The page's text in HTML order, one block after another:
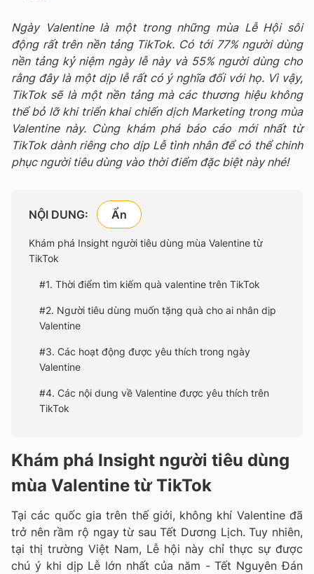
Ngày Valentine là một trong những mùa Lễ Hội sôi
động rất trên nền tảng TikTok. Có tới 77% người dùng
nền tảng kỷ niệm ngày lễ này và 55% người dùng cho
rằng đây là một dịp lễ rất có ý nghĩa đối với họ. Vì vậy,
TikTok sẽ là một nền tảng mà các thương hiệu không
thể bỏ lỡ khi triển khai chiến dịch Marketing trong mùa
Valentine này. Cùng khám phá báo cáo mới nhất từ
TikTok dành riêng cho dịp Lễ tình nhân để có thể chinh
phục người tiêu dùng vào thời điểm đặc biệt này nhé!
NỘI DUNG:
Khám phá Insight người tiêu dùng mùa Valentine từ
TikTok
#1. Thời điểm tìm kiếm quà valentine trên TikTok
#2. Người tiêu dùng muốn tặng quà cho ai nhân dịp
Valentine
#3. Các hoạt động được yêu thích trong ngày
Valentine
#4. Các nội dung về Valentine được yêu thích trên
TikTok
Khám phá Insight người tiêu dùng
mùa Valentine từ TikTok
Tại các quốc gia trên thế giới, không khí Valentine đã
trở nên rầm rộ ngay từ sau Tết Dương Lịch. Tuy nhiên,
tại thị trường Việt Nam, Lễ hội này chỉ thực sự được
chú ý khi dịp Lễ lớn nhất của năm - Tết Nguyên Đán